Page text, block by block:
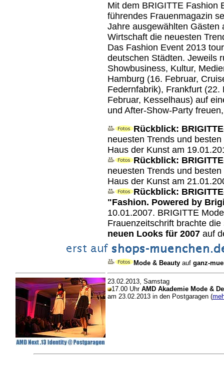
Mit dem BRIGITTE Fashion
führendes Frauenmagazin
Jahre ausgewählten Gästen
Wirtschaft die neuesten
Das Fashion Event 2013
deutschen Städten. Jeweils
Showbusiness, Kultur,
Hamburg (16. Februar,
Federnfabrik), Frankfurt
Februar, Kesselhaus) auf
und After-Show-Party
Rückblick:
neuesten Trends und
Haus der Kunst am
Rückblick:
neuesten Trends und
Haus der Kunst am
Rückblick:
"Fashion. Powered by
10.01.2007. BRIGITTE
Frauenzeitschrift brachte
neuen Looks für 2007 auf
Mode & Beauty auf ganz-
23.02.2013, Samstag
17.00 Uhr AMD Akademie Mode &
am 23.02.2013 in den Postgaragen (